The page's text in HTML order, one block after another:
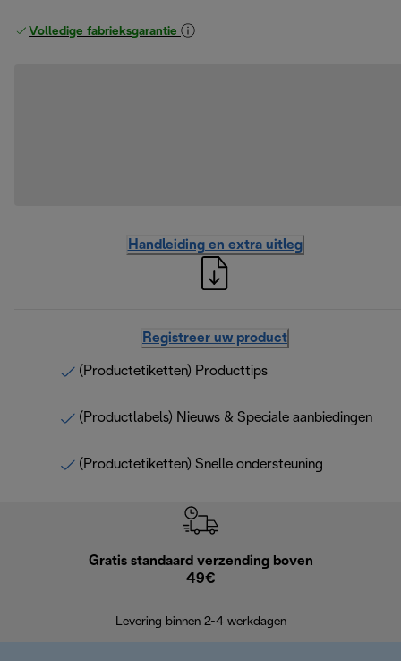
Volledige fabrieksgarantie
Handleiding en extra uitleg
Registreer uw product
(Productetiketten) Producttips
(Productlabels) Nieuws & Speciale aanbiedingen
(Productetiketten) Snelle ondersteuning
Gratis standaard verzending boven
49€
Levering binnen 2-4 werkdagen